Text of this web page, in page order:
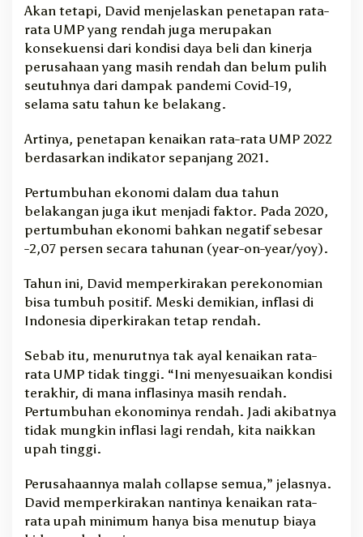
Akan tetapi, David menjelaskan penetapan rata-
rata UMP yang rendah juga merupakan
konsekuensi dari kondisi daya beli dan kinerja
perusahaan yang masih rendah dan belum pulih
seutuhnya dari dampak pandemi Covid-19,
selama satu tahun ke belakang.
Artinya, penetapan kenaikan rata-rata UMP 2022
berdasarkan indikator sepanjang 2021.
Pertumbuhan ekonomi dalam dua tahun
belakangan juga ikut menjadi faktor. Pada 2020,
pertumbuhan ekonomi bahkan negatif sebesar
-2,07 persen secara tahunan (year-on-year/yoy).
Tahun ini, David memperkirakan perekonomian
bisa tumbuh positif. Meski demikian, inflasi di
Indonesia diperkirakan tetap rendah.
Sebab itu, menurutnya tak ayal kenaikan rata-
rata UMP tidak tinggi. “Ini menyesuaikan kondisi
terakhir, di mana inflasinya masih rendah.
Pertumbuhan ekonominya rendah. Jadi akibatnya
tidak mungkin inflasi lagi rendah, kita naikkan
upah tinggi.
Perusahaannya malah collapse semua,” jelasnya.
David memperkirakan nantinya kenaikan rata-
rata upah minimum hanya bisa menutup biaya